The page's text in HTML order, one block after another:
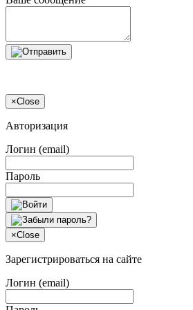
×Close
Авторизация
Логин (email)
Пароль
×Close
Зарегистрироваться на сайте
Логин (email)